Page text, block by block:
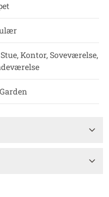
Kontor, Soveværelse,